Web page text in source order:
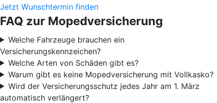
Jetzt Wunschtermin finden
FAQ zur Mopedversicherung
Welche Fahrzeuge brauchen ein
Versicherungskennzeichen?
Welche Arten von Schäden gibt es?
Warum gibt es keine Mopedversicherung mit Vollkasko?
Wird der Versicherungsschutz jedes Jahr am 1. März
automatisch verlängert?